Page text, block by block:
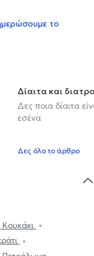
το
Δίαιτα και
Δες ποια δίαιτα
εσένα
Δες όλο το άρθρο